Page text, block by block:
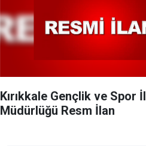
Kırıkkale Gençlik ve Spor İl
Müdürlüğü Resm İlan